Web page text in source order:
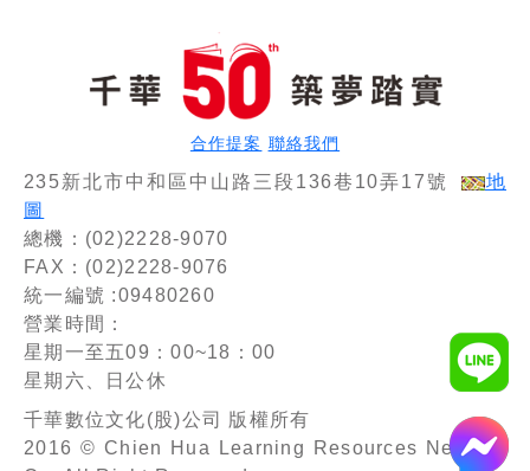
內勤專
專業職內
外勤／營
運職／職
階晉升／
升資）
合作提案 聯絡我們
235新北市中和區中山路三段136巷10弄17號
地
圖
總機：(02)2228-9070
FAX：(02)2228-9076
統一編號 :09480260
營業時間：
星期一至五09：00~18：00
星期六、日公休
千華數位文化(股)公司 版權所有
2016 © Chien Hua Learning Resources Network